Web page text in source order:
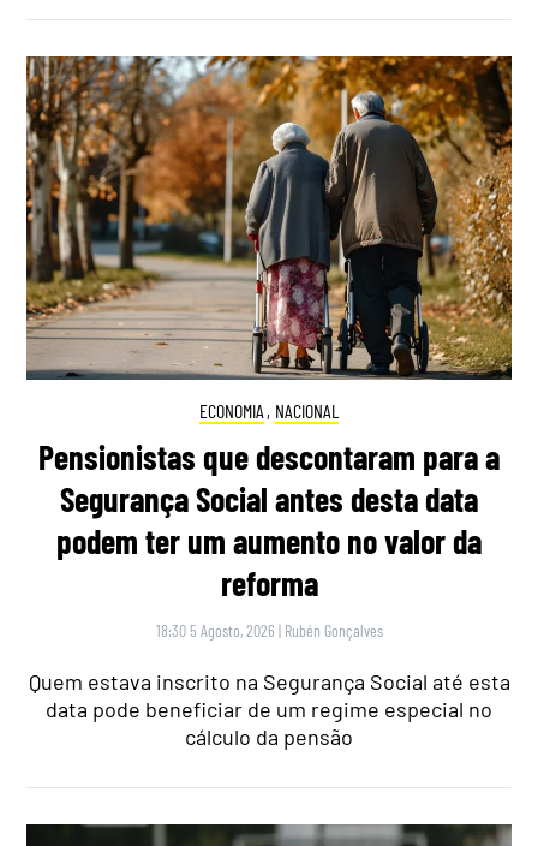
ECONOMIA , NACIONAL
Pensionistas que descontaram para a
Segurança Social antes desta data
podem ter um aumento no valor da
reforma
18:30 5 Agosto, 2026 | Rubén Gonçalves
Quem estava inscrito na Segurança Social até esta
data pode beneficiar de um regime especial no
cálculo da pensão